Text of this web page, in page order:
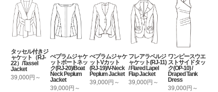
タッセル付きジ
ャケット（RJ-
22）/Tassel
Jacket
39,000円～
ぺプラムジャケ
ットボートネッ
ク(RJ-20)/Boat
Neck Peplum
Jacket
39,000円～
ぺプラムジャケ
ットVカット
(RJ-19)/V-Neck
Peplum Jacket
39,000円～
フレアラペルジ
ャケット(RJ-11)
/ Flared Lapel
Flap Jacket
39,000円～
ワンピースウエ
ストサイドタッ
ク(OP-10) /
Draped Tank
Dress
39,000円～